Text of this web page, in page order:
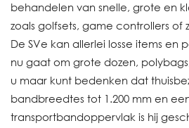
behandelen van snelle, grote en
zoals golfsets, game controllers of
De SVe kan allerlei losse items en
nu gaat om grote dozen,
u maar kunt bedenken dat
bandbreedtes tot 1.200 mm en
transportbandoppervlak is hij